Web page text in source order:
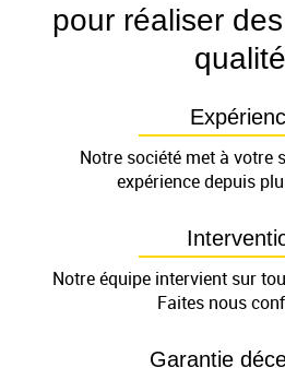
pour réaliser
Notre société met à votre
expérience depuis
Notre équipe intervient sur
Faites nous
Garantie